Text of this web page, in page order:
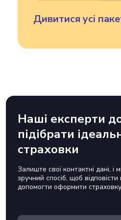
Дивитися усі
Наші експерти
підібрати
страховки
Залиште свої контактні дані,
зручний спосіб, щоб
допомогти оформити